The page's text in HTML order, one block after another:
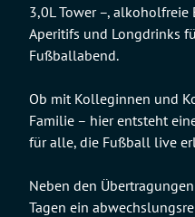
3,0L Tower –,
Aperitifs und Longdrinks
Fußballabend.
Ob mit Kolleginnen und
Familie – hier entsteht
für alle, die Fußball live
Neben den
Tagen ein